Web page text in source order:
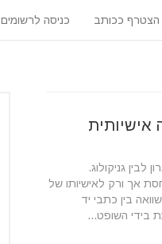
הצטרף ככותב כניסה לרשומים
אישיותית
לבין גניקולוג.
אך ורק לאישיותו של
בין כתבי יד
בידי השופט...